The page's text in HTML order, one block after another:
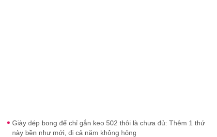
Giày dép bong đế chỉ gắn keo 502 thôi là chưa đủ: Thêm 1 thứ
này bền như mới, đi cả năm không hỏng